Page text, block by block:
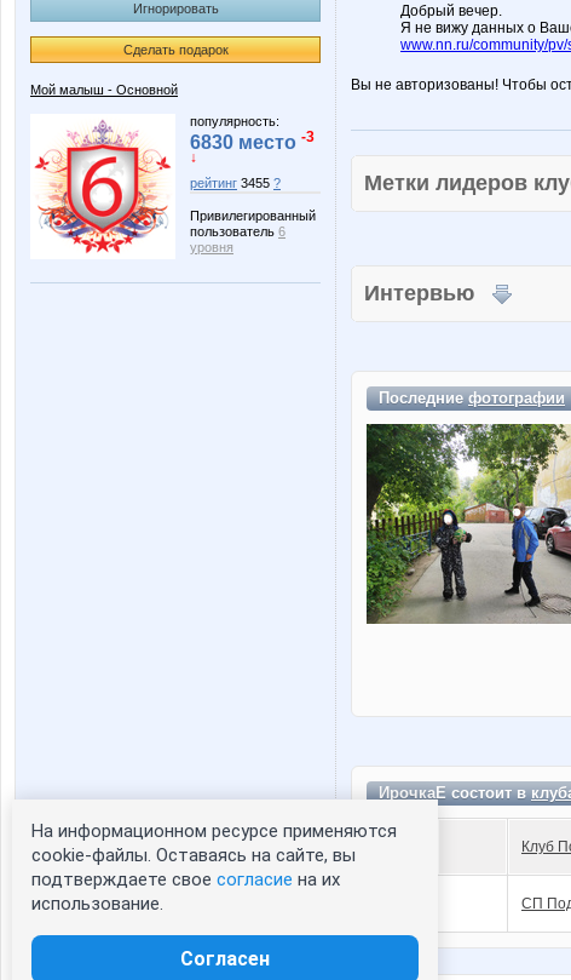
Игнорировать
Сделать подарок
Мой малыш - Основной
популярность:
6830 место -3
↓
рейтинг 3455 ?
Привилегированный
пользователь 6
уровня
Статистика портрета:
сейчас просматривают портрет - 0
зарегистрированные пользователи
Добрый вечер.
Я не вижу данных о
www.nn.ru/community/
Вы не авторизованы! Чтобы
Метки лидеров
Интервью
Последниефотографии
ИрочкаЕ состоит в
Клуб
СП
На информационном ресурсе применяются
cookie-файлы. Оставаясь на сайте, вы
подтверждаете свое согласие на их
использование.
Согласен